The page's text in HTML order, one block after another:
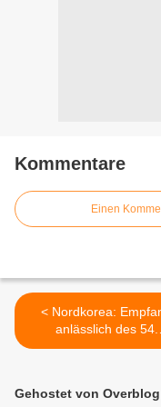
Kommentare
Einen
< Nordkorea: Empfang
anlässlich des 54.
Jahrestages der
Gehostet von Overblog